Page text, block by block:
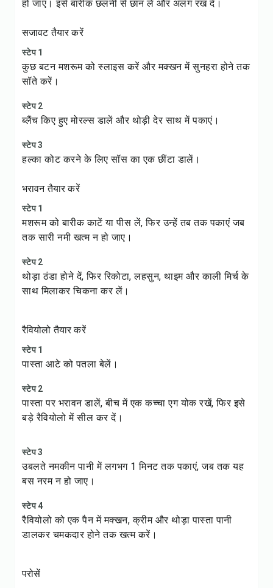
हो जाए। इसे बारीक छलनी से छान लें और अलग रख दें।
सजावट तैयार करें
स्टेप 1
कुछ बटन मशरूम को स्लाइस करें और मक्खन में सुनहरा होने तक
सॉते करें।
स्टेप 2
ब्लैंच किए हुए मोरल्स डालें और थोड़ी देर साथ में पकाएं।
स्टेप 3
हल्का कोट करने के लिए सॉस का एक छींटा डालें।
भरावन तैयार करें
स्टेप 1
मशरूम को बारीक काटें या पीस लें, फिर उन्हें तब तक पकाएं जब
तक सारी नमी खत्म न हो जाए।
स्टेप 2
थोड़ा ठंडा होने दें, फिर रिकोटा, लहसुन, थाइम और काली मिर्च के
साथ मिलाकर चिकना कर लें।
रैवियोलो तैयार करें
स्टेप 1
पास्ता आटे को पतला बेलें।
स्टेप 2
पास्ता पर भरावन डालें, बीच में एक कच्चा एग योक रखें, फिर इसे
बड़े रैवियोलो में सील कर दें।
स्टेप 3
उबलते नमकीन पानी में लगभग 1 मिनट तक पकाएं, जब तक यह
बस नरम न हो जाए।
स्टेप 4
रैवियोलो को एक पैन में मक्खन, क्रीम और थोड़ा पास्ता पानी
डालकर चमकदार होने तक खत्म करें।
परोसें